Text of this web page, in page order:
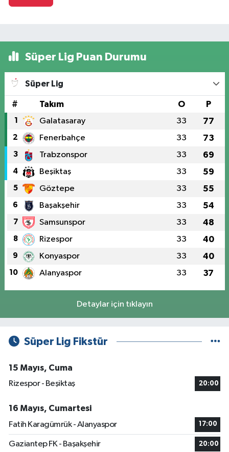
Süper Lig Puan Durumu
Süper Lig
# Takım O P
1 Galatasaray 33 77
2 Fenerbahçe 33 73
3 Trabzonspor 33 69
4 Beşiktaş 33 59
5 Göztepe 33 55
6 Başakşehir 33 54
7 Samsunspor 33 48
8 Rizespor 33 40
9 Konyaspor 33 40
10 Alanyaspor 33 37
Detaylar için tıklayın
Süper Lig Fikstür
15 Mayıs, Cuma
Rizespor - Beşiktaş
20:00
16 Mayıs, Cumartesi
Fatih Karagümrük - Alanyaspor
17:00
Gaziantep FK - Başakşehir 20:00